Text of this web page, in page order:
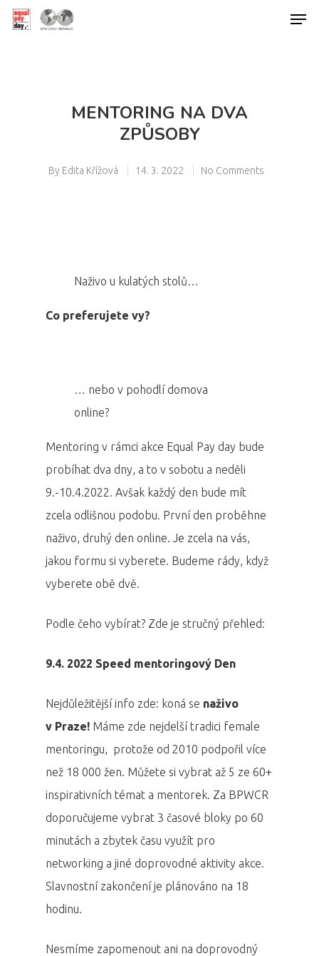
MENTORING NA DVA
ZPŮSOBY
By Edita Křížová 14. 3. 2022 No Comments
Naživo u kulatých stolů…
Co preferujete vy?
… nebo v pohodlí domova
online?
Mentoring v rámci akce Equal Pay day bude
probíhat dva dny, a to v sobotu a neděli
9.-10.4.2022. Avšak každý den bude mít
zcela odlišnou podobu. První den proběhne
naživo, druhý den online. Je zcela na vás,
jakou formu si vyberete. Budeme rády, když
vyberete obě dvě.
Podle čeho vybírat? Zde je stručný přehled:
9.4. 2022 Speed mentoringový Den
Nejdůležitější info zde: koná se naživo
v Praze! Máme zde nejdelší tradici female
mentoringu, protože od 2010 podpořil více
než 18 000 žen. Můžete si vybrat až 5 ze 60+
inspirativních témat a mentorek. Za BPWCR
doporučujeme vybrat 3 časové bloky po 60
minutách a zbytek času využít pro
networking a jiné doprovodné aktivity akce.
Slavnostní zakončení je plánováno na 18
hodinu.
Nesmíme zapomenout ani na doprovodný